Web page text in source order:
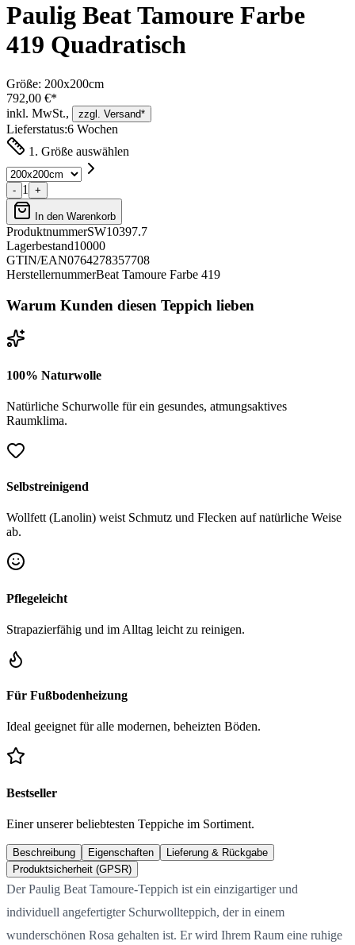
Paulig Beat Tamoure Farbe
419 Quadratisch
Größe: 200x200cm
792,00 €*
inkl. MwSt.,
zzgl. Versand*
Lieferstatus:6 Wochen
1. Größe auswählen
- 1 +
In den Warenkorb
ProduktnummerSW10397.7
Lagerbestand10000
GTIN/EAN0764278357708
HerstellernummerBeat Tamoure Farbe 419
Warum Kunden diesen Teppich lieben
100% Naturwolle
Natürliche Schurwolle für ein gesundes, atmungsaktives
Raumklima.
Selbstreinigend
Wollfett (Lanolin) weist Schmutz und Flecken auf natürliche Weise
ab.
Pflegeleicht
Strapazierfähig und im Alltag leicht zu reinigen.
Für Fußbodenheizung
Ideal geeignet für alle modernen, beheizten Böden.
Bestseller
Einer unserer beliebtesten Teppiche im Sortiment.
Beschreibung Eigenschaften
Lieferung & Rückgabe
Produktsicherheit (GPSR)
Der Paulig Beat Tamoure-Teppich ist ein einzigartiger und
individuell angefertigter Schurwollteppich, der in einem
wunderschönen Rosa gehalten ist. Er wird Ihrem Raum eine ruhige